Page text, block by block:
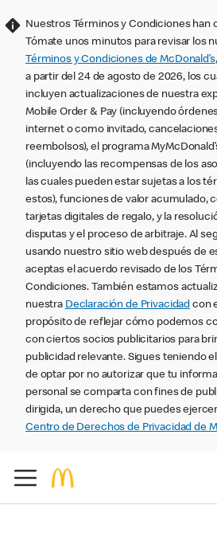
Nuestros Términos y Condiciones han
Tómate unos minutos para revisar los
Términos y Condiciones de McDonald’s
a partir del 24 de agosto de 2026, los
incluyen actualizaciones de nuestra
Mobile Order & Pay (incluyendo
internet o como invitado,
reembolsos), el programa
(incluyendo las recompensas de los
las cuales pueden estar sujetas a los
estos), funciones de valor acumulado,
tarjetas digitales de regalo, y la
disputas y el proceso de arbitraje. Al
usando nuestro sitio web después de
aceptas el acuerdo revisado de los
Condiciones. También estamos
nuestra Declaración de Privacidad con
propósito de reflejar cómo podemos
con ciertos socios publicitarios para
publicidad relevante. Sigues teniendo
de optar por no autorizar que tu
personal se comparta con fines de
dirigida, un derecho que puedes
Centro de Derechos de Privacidad de